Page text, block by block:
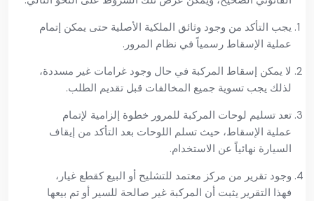
يجب التأكد من وجود وثائق الملكية الأصلية حتى يمكن إتمام
عملية الإسقاط رسمياً في نظام المرور.
لا يمكن إسقاط المركبة في حال وجود غرامات غير مسددة،
لذلك يجب تسوية جميع المخالفات قبل تقديم الطلب.
تعد تسليم لوحات المركبة للمرور خطوة إلزامية لإتمام
عملية الإسقاط، حيث تسلم اللوحات بعد التأكد من إيقاف
السيارة نهائياً عن الاستخدام.
وجود تقرير من مركز معتمد للتشليح أو البيع كقطع غيار،
فهذا التقرير يثبت أن المركبة غير صالحة للسير أو تم بيعها